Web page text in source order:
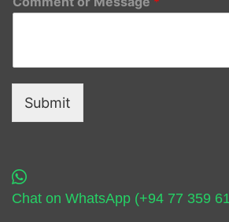
Submit
Chat on WhatsApp (+94 77 359